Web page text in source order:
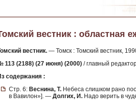
вестник : областная
вестник. — Томск : Томский вестник,
113 (2188) (27 июня) (2000) / главный
содержания :
Стр. 6: Веснина, Т. Небеса слишком рано
в Вавилон»]. — Долгих, И. Надо верить в